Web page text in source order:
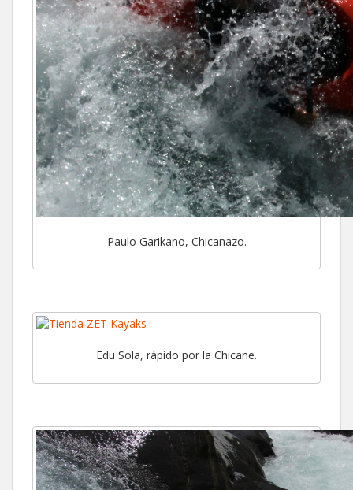
Paulo Garikano, Chicanazo.
Edu Sola, rápido por la Chicane.